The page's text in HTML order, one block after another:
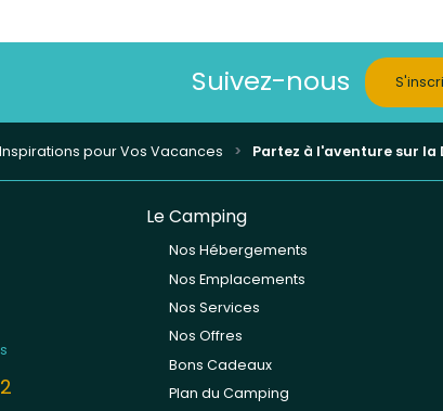
Suivez-nous
pour Vos Vacances Partez à l'aventure sur la
Le Camping
Nos Hébergements
Nos Emplacements
Nos Services
Nos Offres
Bons Cadeaux
Plan du Camping